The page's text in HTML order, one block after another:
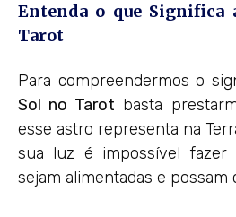
Entenda o que Significa
Tarot
Para compreendermos o
Sol no Tarot basta
esse astro representa na
sua luz é impossível fazer
sejam alimentadas e possam